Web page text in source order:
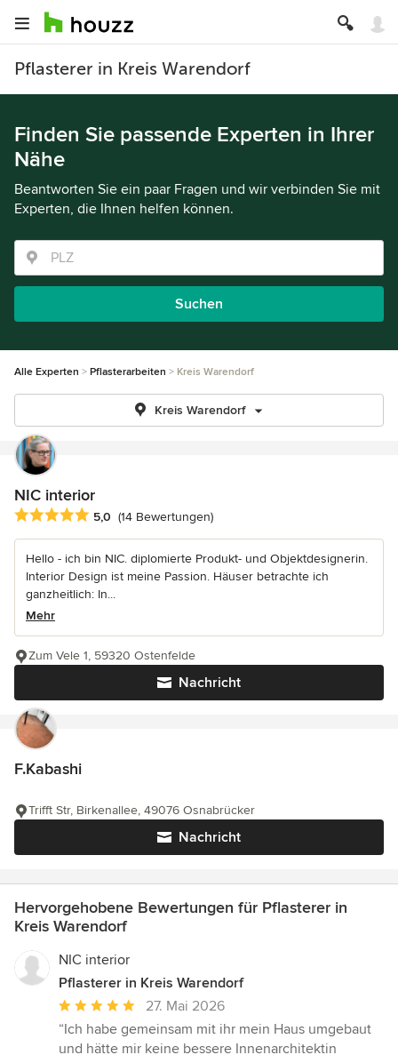
Pflasterer in Kreis Warendorf
Finden Sie passende Experten in Ihrer
Nähe
Beantworten Sie ein paar Fragen und wir verbinden Sie mit
Experten, die Ihnen helfen können.
Suchen
Alle Experten Pflasterarbeiten Kreis Warendorf
Kreis Warendorf
NIC interior
Durchschnittliche Bewertung: 5 von 5 Sternen
5,0 (14 Bewertungen)
Hello - ich bin NIC. diplomierte Produkt- und Objektdesignerin.
Interior Design ist meine Passion. Häuser betrachte ich
ganzheitlich: In...
Mehr
Nachricht
Zum Vele 1, 59320 Ostenfelde
F.Kabashi
Nachricht
Trifft Str, Birkenallee, 49076 Osnabrücker
Hervorgehobene Bewertungen für Pflasterer in
Kreis Warendorf
NIC interior
Pflasterer in Kreis Warendorf
Durchschnittliche
Bewertung:
5
27. Mai 2026
“Ich habe gemeinsam mit ihr mein Haus umgebaut
und hätte mir keine bessere Innenarchitektin